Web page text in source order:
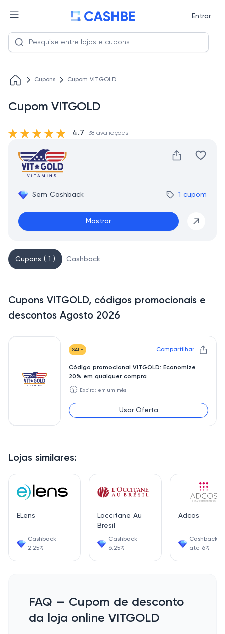
Entrar
Cupons Cupom VITGOLD
Cupom VITGOLD
Sem Cashback 1 cupom
Mostrar
4.7 38 avaliações
Lojas similares:
ELens
Cashback
2.25%
Loccitane Au
Bresil
Cashback
6.25%
Adcos
Cashback
até 6%
Cupons ( 1 ) Cashback
Cupons VITGOLD, códigos promocionais e
descontos Agosto 2026
SALE Compartilhar
Código promocional VITGOLD: Economize
20% em qualquer compra
🕥 Expira: em um mês
Usar Oferta
FAQ — Cupom de desconto
da loja online VITGOLD